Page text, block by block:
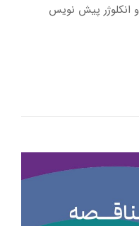
انکلوژر پیش نویس